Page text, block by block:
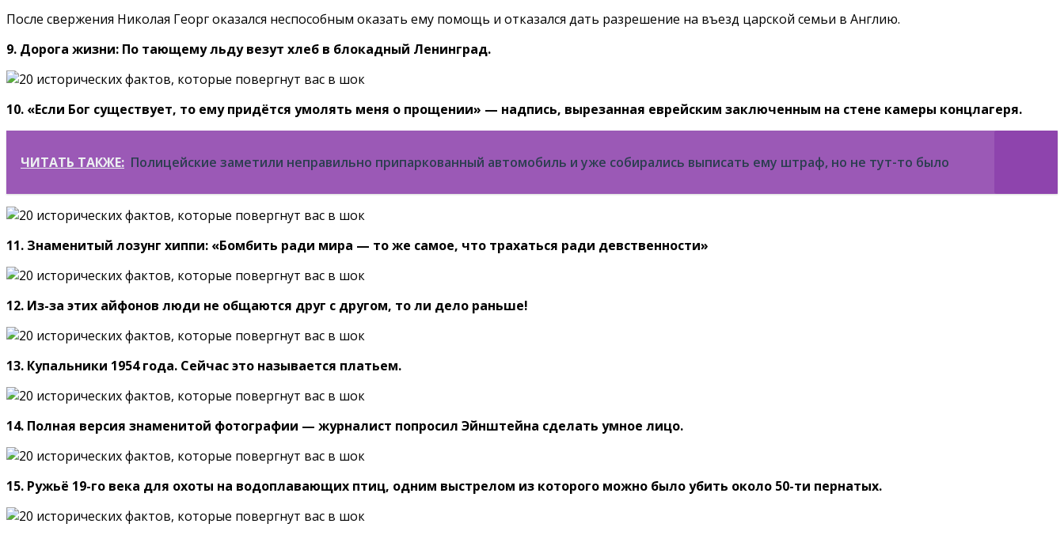
После свержения Николая Георг оказался неспособным оказать ему помощь и отказался дать разрешение на въезд царской семьи в Англию.
9. Дорога жизни: По тающему льду везут хлеб в блокадный Ленинград.
10. «Если Бог существует, то ему придётся умолять меня о прощении» — надпись, вырезанная еврейским заключенным на стене камеры концлагеря.
ЧИТАТЬ ТАКЖЕ: Полицейские заметили неправильно припаркованный автомобиль и уже собирались выписать ему штраф, но не тут-то было
11. Знаменитый лозунг хиппи: «Бомбить ради мира — то же самое, что трахаться ради девственности»
12. Из-за этих айфонов люди не общаются друг с другом, то ли дело раньше!
13. Купальники 1954 года. Сейчас это называется платьем.
14. Полная версия знаменитой фотографии — журналист попросил Эйнштейна сделать умное лицо.
15. Ружьё 19-го века для охоты на водоплавающих птиц, одним выстрелом из которого можно было убить около 50-ти пернатых.